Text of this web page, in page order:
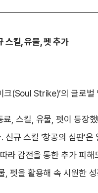
스킬, 유물, 펫 추가
크(Soul Strike)’의 글로
, 스킬, 유물, 펫이 등장
규 스킬 ‘창공의 심판’
감전을 통한 추가 피해
, 펫을 활용해 속 시원한